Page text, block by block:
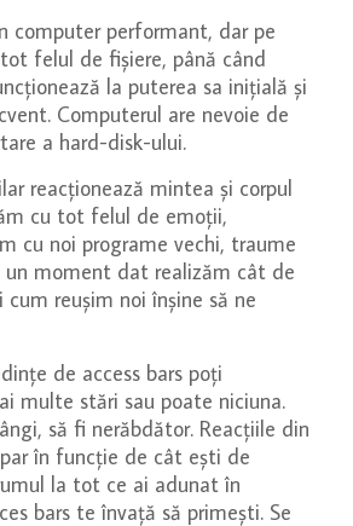
computer performant, dar pe
felul de fișiere, până când
la puterea sa inițială și
Computerul are nevoie de
a hard-disk-ului.
reacționează mintea și corpul
cu tot felul de emoții,
cu noi programe vechi, traume
un moment dat realizăm cât de
reușim noi înșine să ne
de access bars poți
multe stări sau poate niciuna.
să fi nerăbdător. Reacțiile din
în funcție de cât ești de
la tot ce ai adunat în
bars te învață să primești. Se